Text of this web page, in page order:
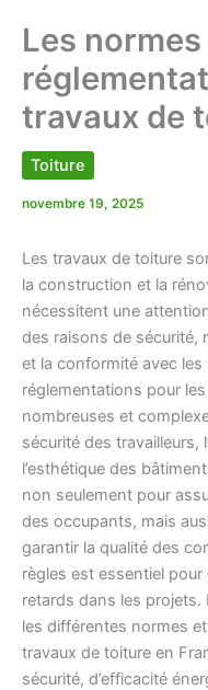
Les
travaux de
Toiture
novembre 19, 2025
Les travaux de toiture
la construction et la
nécessitent une
des raisons de sécurité,
et la conformité avec les
réglementations pour
nombreuses et
sécurité des travailleurs,
l’esthétique des
non seulement pour
des occupants, mais
garantir la qualité des
règles est essentiel
retards dans les
les différentes normes
travaux de toiture en
sécurité, d’efficacité